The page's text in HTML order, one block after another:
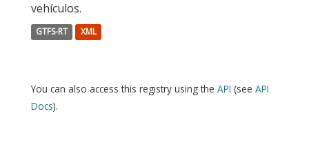
vehículos.
GTFS-RT XML
You can also access this registry using the API (see API
Docs).